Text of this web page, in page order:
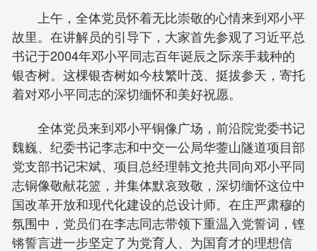
上午，全体党员怀着无比崇敬的心情来到邓小平
故里。在讲解员的引导下，大家首先参观了习近平总
书记于2004年邓小平同志百年诞辰之际亲手栽种的
银杏树。这棵银杏树如今枝繁叶茂、挺拔参天，寄托
着对邓小平同志的深切缅怀和美好祝愿。
全体党员来到邓小平铜像广场，前沿院党委书记
魏巍、纪委书记李志和中交一公局华蓥山隧道项目部
党支部书记宋斌、项目总经理韩文抢共同向邓小平同
志铜像敬献花篮，并集体默哀致敬，深切缅怀这位中
国改革开放和现代化建设的总设计师。在庄严肃穆的
氛围中，党员们在李志同志带领下重温入党誓词，铿
锵誓言进一步坚定了为党育人、为国育才的理想信